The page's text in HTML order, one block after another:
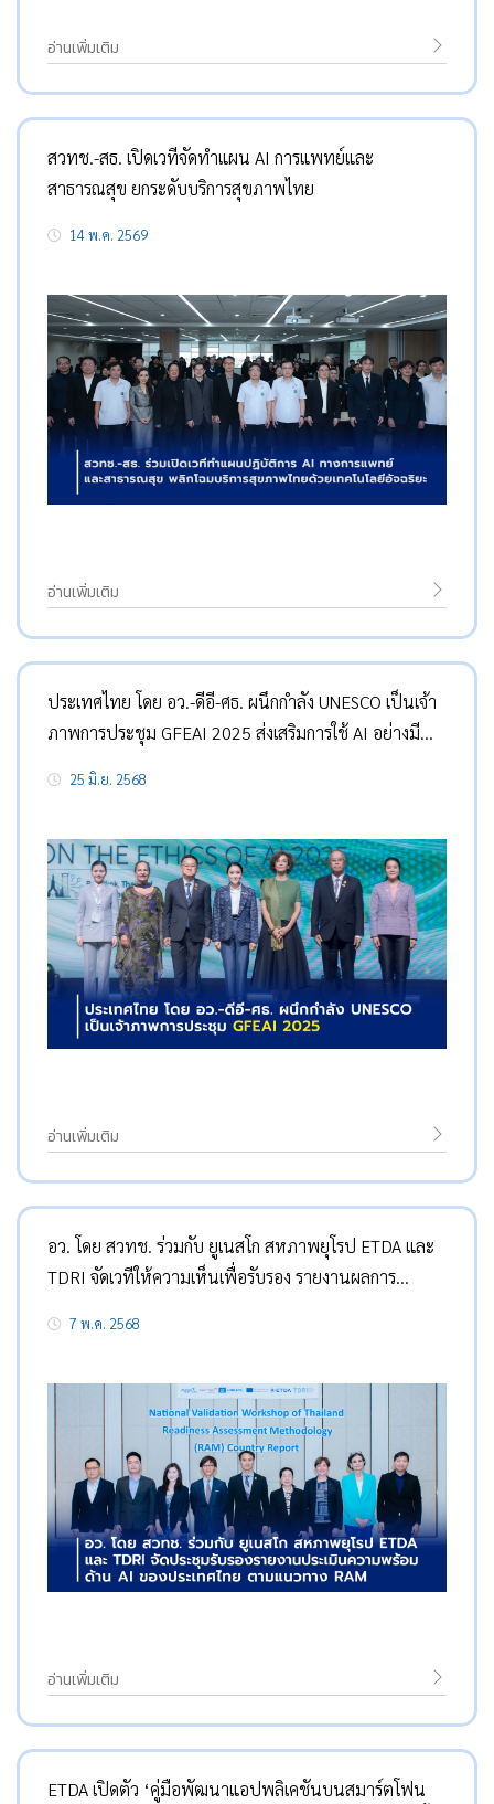
อ่านเพิ่มเติม
สวทช.-สธ. เปิดเวทีจัดทำแผน AI การแพทย์และ
สาธารณสุข ยกระดับบริการสุขภาพไทย
14 พ.ค. 2569
อ่านเพิ่มเติม
ประเทศไทย โดย อว.-ดีอี-ศธ. ผนึกกำลัง UNESCO เป็นเจ้า
ภาพการประชุม GFEAI 2025 ส่งเสริมการใช้ AI อย่างมี
25 มิ.ย. 2568
อ่านเพิ่มเติม
อว. โดย สวทช. ร่วมกับ ยูเนสโก สหภาพยุโรป ETDA และ
TDRI จัดเวทีให้ความเห็นเพื่อรับรอง รายงานผลการ
RAM (Thailand Readiness Assessment
จริยธรรม AI ของยูเนสโกไปปฏิบัติใช้ในประเทศไทย
7 พ.ค. 2568
อ่านเพิ่มเติม
ETDA เปิดตัว ‘คู่มือพัฒนาแอปพลิเคชันบนสมาร์ตโฟน